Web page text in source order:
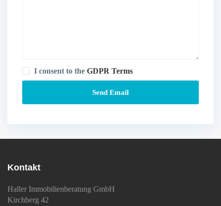
I consent to theGDPR Terms
Kontakt
Haller Immobilienberatung GmbH
Kirchberg 42